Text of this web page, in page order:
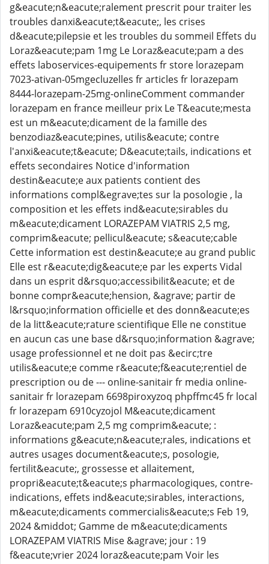
g&eacute;n&eacute;ralement prescrit pour traiter les
troubles danxi&eacute;t&eacute;, les crises
d&eacute;pilepsie et les troubles du sommeil Effets du
Loraz&eacute;pam 1mg Le Loraz&eacute;pam a des
effets laboservices-equipements fr store lorazepam
7023-ativan-05mgecluzelles fr articles fr lorazepam
8444-lorazepam-25mg-onlineComment commander
lorazepam en france meilleur prix Le T&eacute;mesta
est un m&eacute;dicament de la famille des
benzodiaz&eacute;pines, utilis&eacute; contre
l'anxi&eacute;t&eacute; D&eacute;tails, indications et
effets secondaires Notice d'information
destin&eacute;e aux patients contient des
informations compl&egrave;tes sur la posologie , la
composition et les effets ind&eacute;sirables du
m&eacute;dicament LORAZEPAM VIATRIS 2,5 mg,
comprim&eacute; pellicul&eacute; s&eacute;cable
Cette information est destin&eacute;e au grand public
Elle est r&eacute;dig&eacute;e par les experts Vidal
dans un esprit d&rsquo;accessibilit&eacute; et de
bonne compr&eacute;hension, &agrave; partir de
l&rsquo;information officielle et des donn&eacute;es
de la litt&eacute;rature scientifique Elle ne constitue
en aucun cas une base d&rsquo;information &agrave;
usage professionnel et ne doit pas &ecirc;tre
utilis&eacute;e comme r&eacute;f&eacute;rentiel de
prescription ou de --- online-sanitair fr media online-
sanitair fr lorazepam 6698piroxyzoq phpffmc45 fr local
fr lorazepam 6910cyzojol M&eacute;dicament
Loraz&eacute;pam 2,5 mg comprim&eacute; :
informations g&eacute;n&eacute;rales, indications et
autres usages document&eacute;s, posologie,
fertilit&eacute;, grossesse et allaitement,
propri&eacute;t&eacute;s pharmacologiques, contre-
indications, effets ind&eacute;sirables, interactions,
m&eacute;dicaments commercialis&eacute;s Feb 19,
2024 &middot; Gamme de m&eacute;dicaments
LORAZEPAM VIATRIS Mise &agrave; jour : 19
f&eacute;vrier 2024 loraz&eacute;pam Voir les